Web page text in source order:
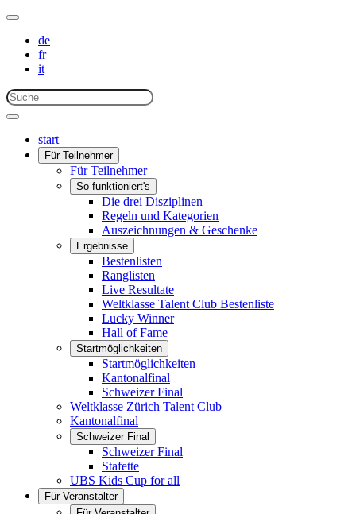
de
fr
it
start
Für Teilnehmer
Für Teilnehmer
So funktioniert's
Die drei Disziplinen
Regeln und Kategorien
Auszeichnungen & Geschenke
Ergebnisse
Bestenlisten
Ranglisten
Live Resultate
Weltklasse Talent Club Bestenliste
Lucky Winner
Hall of Fame
Startmöglichkeiten
Startmöglichkeiten
Kantonalfinal
Schweizer Final
Weltklasse Zürich Talent Club
Kantonalfinal
Schweizer Final
Schweizer Final
Stafette
UBS Kids Cup for all
Für Veranstalter